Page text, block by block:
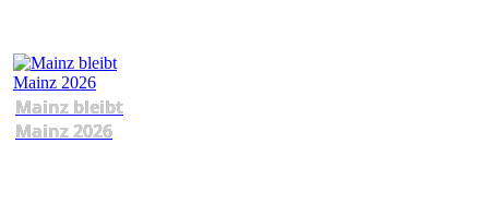
Mainz bleibt
Mainz 2026